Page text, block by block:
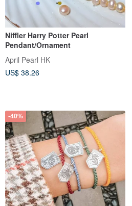
Niffler Harry Potter Pearl
Pendant/Ornament
April Pearl HK
US$ 38.26
-40%